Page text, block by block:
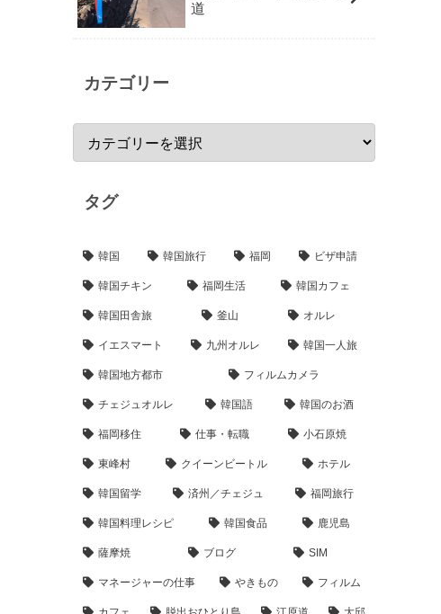
道
カテゴリー
タグ
韓国 韓国旅行 福岡 ビザ申請
韓国チキン 福岡生活 韓国カフェ
韓国田舎旅 釜山 オルレ
イエスマート 九州オルレ 韓国一人旅
韓国地方都市 フィルムカメラ
チェジュオルレ 韓国語 韓国のお酒
福岡移住 仕事・転職 小石原焼
東峰村 クイーンビートル ホテル
韓国留学 済州／チェジュ 福岡旅行
韓国料理レシピ 韓国食品 鹿児島
薩摩焼 ブログ SIM
マネージャーの仕事 やきもの フィルム